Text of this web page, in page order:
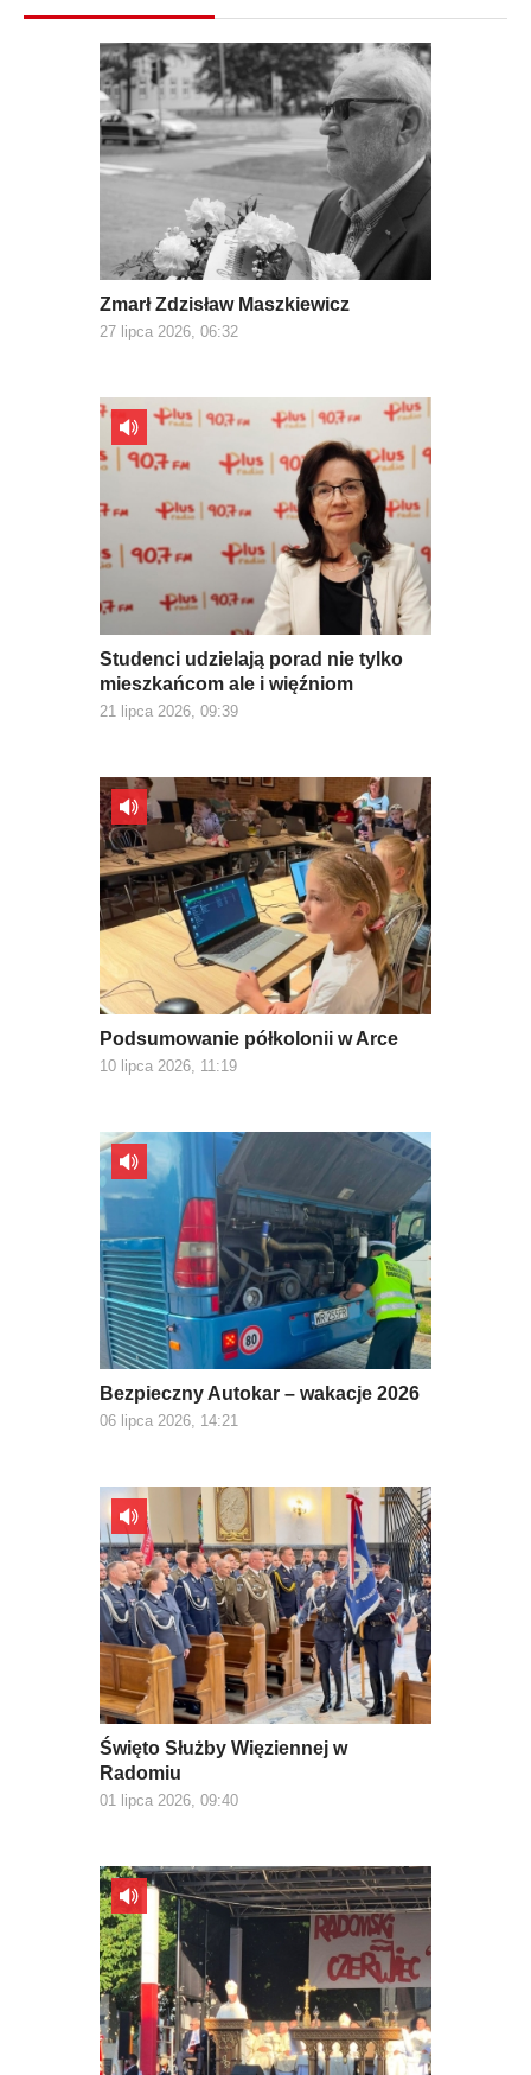
Zmarł Zdzisław Maszkiewicz
27 lipca 2026, 06:32
Studenci udzielają porad nie tylko
mieszkańcom ale i więźniom
21 lipca 2026, 09:39
Podsumowanie półkolonii w Arce
10 lipca 2026, 11:19
Bezpieczny Autokar – wakacje 2026
06 lipca 2026, 14:21
Święto Służby Więziennej w
Radomiu
01 lipca 2026, 09:40